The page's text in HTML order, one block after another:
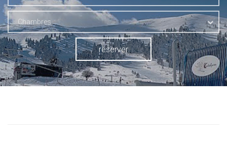
Chambres
réserver